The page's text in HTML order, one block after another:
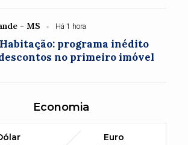
- MS Há 1 hora
programa inédito
no primeiro imóvel
Economia
Euro